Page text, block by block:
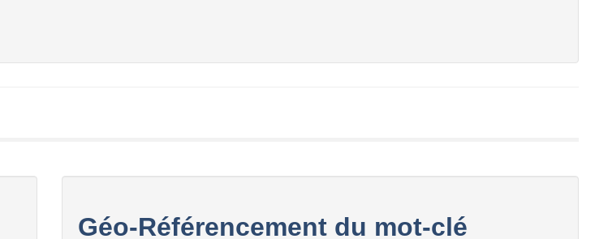
Géo-Référencement du mot-clé